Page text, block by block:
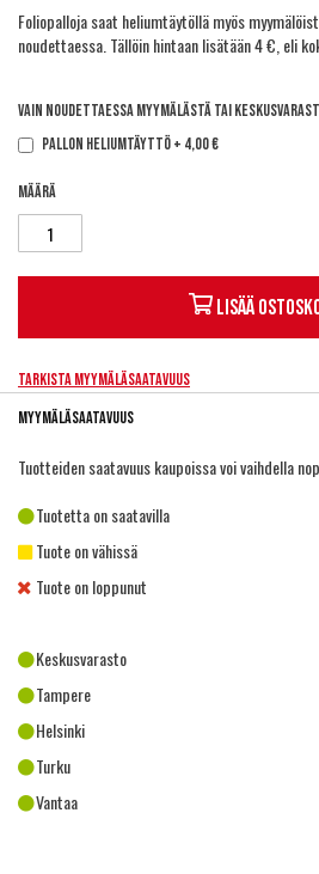
Foliopalloja saat heliumtäytöllä myös
noudettaessa. Tällöin hintaan lisätään 4 €, eli
Vain noudettaessa myymälästä tai
Pallon heliumtäyttö+ 4,00 €
Määrä
Lisää
Tarkista myymäläsaatavuus
Myymäläsaatavuus
Tuotteiden saatavuus kaupoissa voi vaihdella
Tuotetta on saatavilla
Tuote on vähissä
Tuote on loppunut
Keskusvarasto
Tampere
Helsinki
Turku
Vantaa